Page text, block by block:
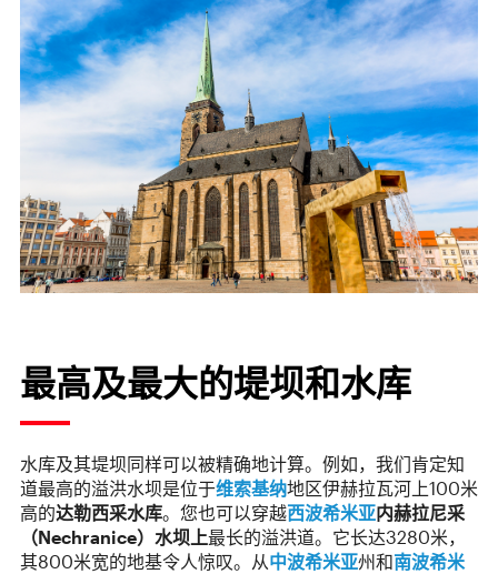
最高及最大的堤坝和水库
水库及其堤坝同样可以被精确地计算。例如，我们肯定知
道最高的溢洪水坝是位于维索基纳地区伊赫拉瓦河上100米
高的达勒西采水库。您也可以穿越西波希米亚内赫拉尼采
（Nechranice）水坝上最长的溢洪道。它长达3280米，
其800米宽的地基令人惊叹。从中波希米亚州和南波希米